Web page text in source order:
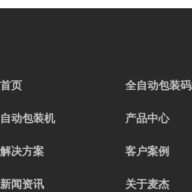
首页 全自动包装
自动包装机 产品中心
解决方案 客户案例
新闻资讯 关于麦杰